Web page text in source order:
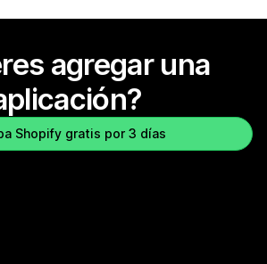
agregar una
Shopify gratis por 3 días